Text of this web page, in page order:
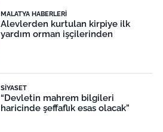
MALATYA HABERLERI
Alevlerden kurtulan kirpiye ilk
yardım orman işçilerinden
SIYASET
“Devletin mahrem bilgileri
haricinde şeffaflık esas olacak”